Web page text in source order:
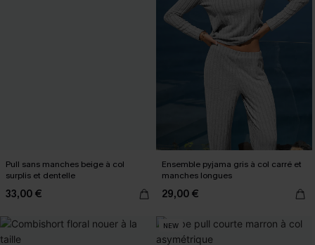
Pull sans manches beige à col
surplis et dentelle
33,00 €
Ensemble pyjama gris à col carré et
manches longues
29,00 €
NEW